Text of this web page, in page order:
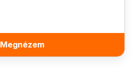
Megnézem